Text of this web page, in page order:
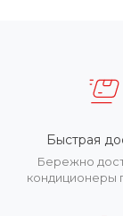
Быстрая
Бережно
кондиционеры